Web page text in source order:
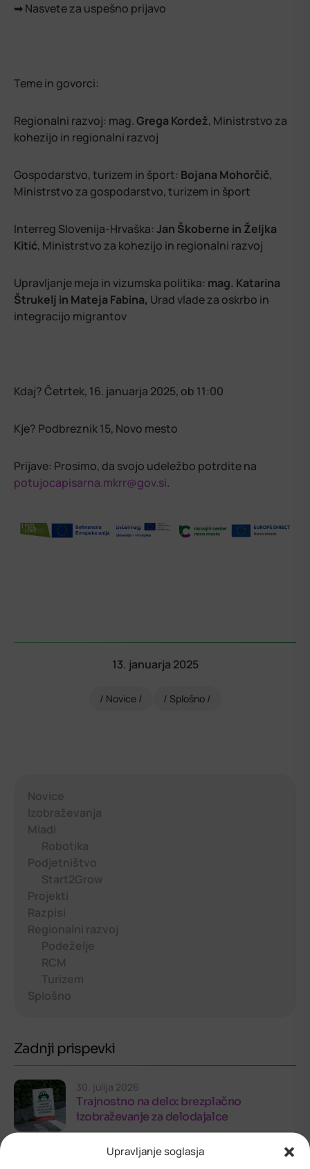
Upravljanje soglasja
➡ Nasvete za uspešno prijavo
Teme in govorci:
Regionalni razvoj: mag.Grega Kordež, Ministrstvo za
kohezijo in regionalni razvoj
Gospodarstvo, turizem in šport: Bojana Mohorčič,
Ministrstvo za gospodarstvo, turizem in šport
Interreg Slovenija-Hrvaška: Jan Škoberne in Željka
Kitić, Ministrstvo za kohezijo in regionalni razvoj
Upravljanje meja in vizumska politika: mag. Katarina
Štrukelj in Mateja Fabina, Urad vlade za oskrbo in
integracijo migrantov
Kdaj? Četrtek, 16. januarja 2025, ob 11:00
Kje? Podbreznik 15, Novo mesto
Prijave: Prosimo, da svojo udeležbo potrdite na
potujocapisarna.mkrr@gov.si.
13. januarja 2025
Novice Splošno
Novice
Izobraževanja
Mladi
Robotika
Podjetništvo
Start2Grow
Projekti
Razpisi
Regionalni razvoj
Podeželje
RCM
Turizem
Splošno
Zadnji prispevki
30. julija 2026
Trajnostno na delo: brezplačno
izobraževanje za delodajalce
30. julija 2026